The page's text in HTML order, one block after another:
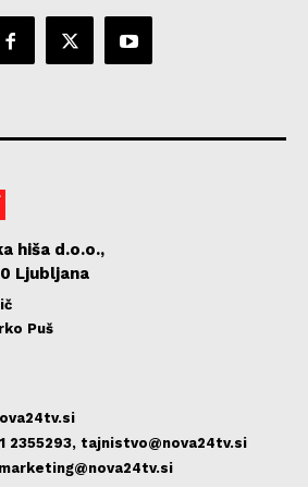
hiša d.o.o.,
Ljubljana
Puš
2355293, tajnistvo@nova24tv.si
marketing@nova24tv.si